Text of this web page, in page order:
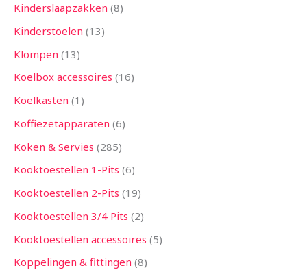
Kinderslaapzakken 8
Kinderstoelen 13
Klompen 13
Koelbox accessoires 16
Koelkasten 1
Koffiezetapparaten 6
Koken & Servies 285
Kooktoestellen 1-Pits 6
Kooktoestellen 2-Pits 19
Kooktoestellen 3/4 Pits 2
Kooktoestellen accessoires 5
Koppelingen & fittingen 8